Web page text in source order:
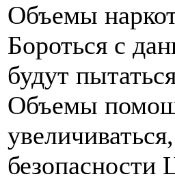
Объемы
Бороться с
будут
Объемы
безопасности